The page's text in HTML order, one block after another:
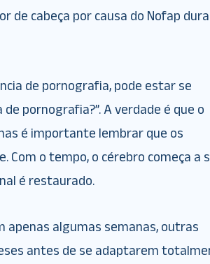
de cabeça por causa do Nofap
de pornografia, pode estar se
pornografia?”. A verdade é que o
é importante lembrar que os
Com o tempo, o cérebro começa a
é restaurado.
apenas algumas semanas, outras
antes de se adaptarem